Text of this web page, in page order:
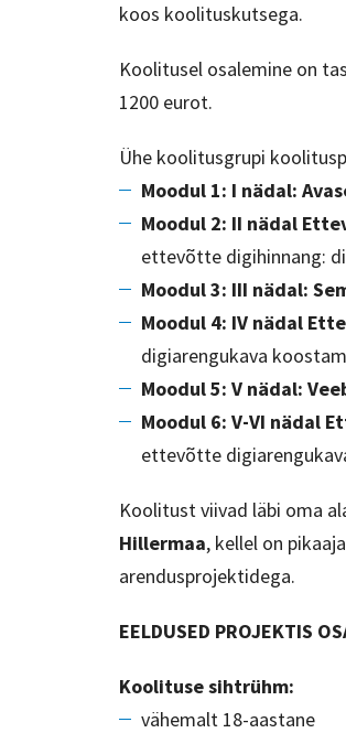
koos koolituskutsega.
Koolitusel osalemine on
1200 eurot.
Ühe koolitusgrupi
Moodul 1: I nädal:
Moodul 2: II nädal
ettevõtte digihinnang:
Moodul 3: III nädal:
Moodul 4: IV nädal
digiarengukava
Moodul 5: V nädal:
Moodul 6: V-VI nädal
ettevõtte
Koolitust viivad läbi oma
Hillermaa, kellel on
arendusprojektidega.
EELDUSED PROJEKTIS
Koolituse sihtrühm:
vähemalt 18-aastane